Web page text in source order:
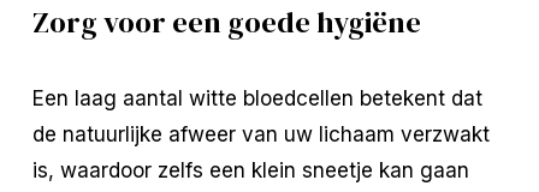
Zorg voor een goede hygiëne
Een laag aantal witte bloedcellen betekent dat
de natuurlijke afweer van uw lichaam verzwakt
is, waardoor zelfs een klein sneetje kan gaan